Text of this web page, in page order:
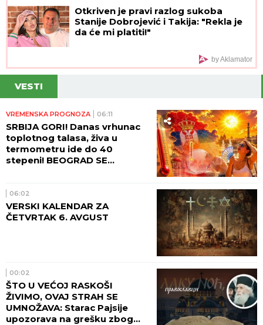
Otkriven je pravi razlog sukoba
Stanije Dobrojević i Takija: "Rekla je
da će mi platiti!"
by Aklamator
VESTI
VREMENSKA PROGNOZA 06:11
SRBIJA GORI! Danas vrhunac
toplotnog talasa, živa u
termometru ide do 40
stepeni! BEOGRAD SE
izmerena!
06:02
VERSKI KALENDAR ZA
ČETVRTAK 6. AVGUST
00:02
ŠTO U VEĆOJ RASKOŠI
ŽIVIMO, OVAJ STRAH SE
UMNOŽAVA: Starac Pajsije
upozorava na grešku zbog